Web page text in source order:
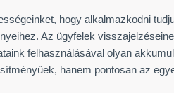
hogy alkalmazkodni
Az ügyfelek
felhasználásával olyan
hanem pontosan az